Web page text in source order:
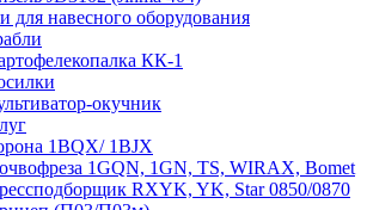
для навесного оборудования
КК-1
окучник
1BQX/ 1BJX
1GQN, 1GN, TS, WIRAX, Bomet
RXYK, YK, Star 0850/0870